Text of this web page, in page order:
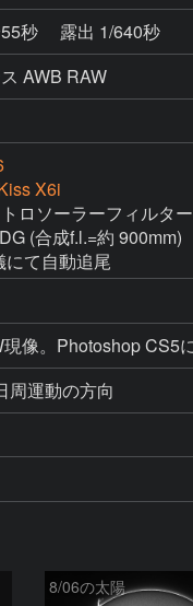
秒
露出 1/640秒
AWB RAW
X6i
ロソーラーフィルター
(合成f.l.=約 900mm)
て自動追尾
周運動の方向
8/06の太陽